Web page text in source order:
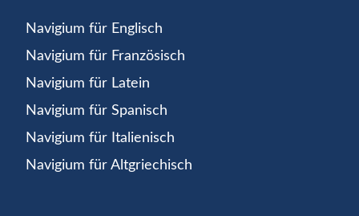
Navigium für Englisch
Navigium für Französisch
Navigium für Latein
Navigium für Spanisch
Navigium für Italienisch
Navigium für Altgriechisch